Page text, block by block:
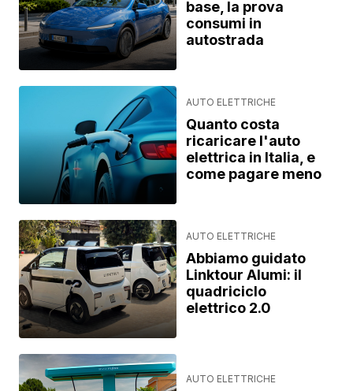
base, la prova
consumi in
autostrada
AUTO ELETTRICHE
Quanto costa
ricaricare l'auto
elettrica in Italia, e
come pagare meno
AUTO ELETTRICHE
Abbiamo guidato
Linktour Alumi: il
quadriciclo
elettrico 2.0
AUTO ELETTRICHE